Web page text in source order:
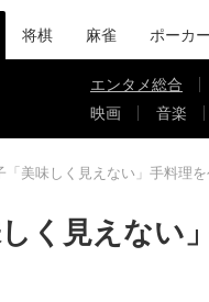
将棋 麻雀 ポーカー
エンタメ総合
映画
音楽
美味しく見えない」手料理を
く見えない